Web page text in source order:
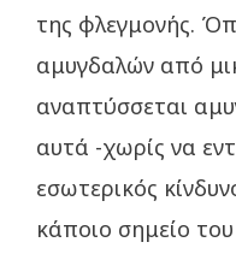
της φλεγμονής.
αμυγδαλών από
αναπτύσσεται
αυτά -χωρίς να
εσωτερικός
κάποιο σημείο